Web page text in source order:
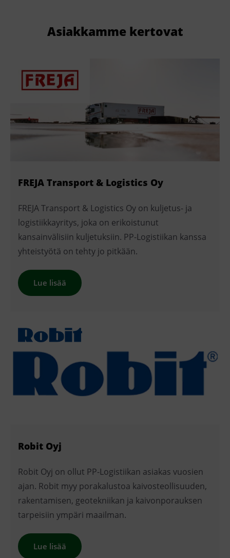
Asiakkamme kertovat
FREJA Transport & Logistics Oy
FREJA Transport & Logistics Oy on kuljetus- ja
logistiikkayritys, joka on erikoistunut
kansainvälisiin kuljetuksiin. PP-Logistiikan kanssa
yhteistyötä on tehty jo pitkään.
Lue lisää
Robit Oyj
Robit Oyj on ollut PP-Logistiikan asiakas vuosien
ajan. Robit myy porakalustoa kaivosteollisuuden,
rakentamisen, geotekniikan ja kaivonporauksen
tarpeisiin ympäri maailman.
Lue lisää